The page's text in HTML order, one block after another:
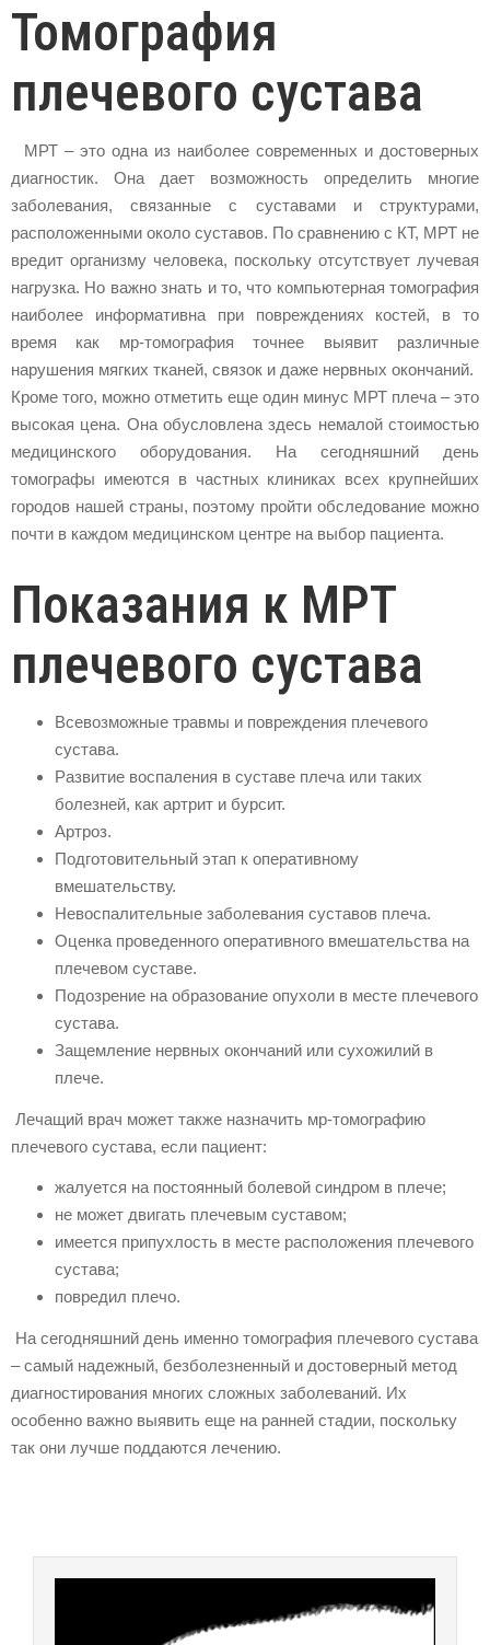
Томография
плечевого сустава
МРТ – это одна из наиболее современных и достоверных
диагностик. Она дает возможность определить многие
заболевания, связанные с суставами и структурами,
расположенными около суставов. По сравнению с КТ, МРТ не
вредит организму человека, поскольку отсутствует лучевая
нагрузка. Но важно знать и то, что компьютерная томография
наиболее информативна при повреждениях костей, в то
время как мр-томография точнее выявит различные
нарушения мягких тканей, связок и даже нервных окончаний.
Кроме того, можно отметить еще один минус МРТ плеча – это
высокая цена. Она обусловлена здесь немалой стоимостью
медицинского оборудования. На сегодняшний день
томографы имеются в частных клиниках всех крупнейших
городов нашей страны, поэтому пройти обследование можно
почти в каждом медицинском центре на выбор пациента.
Показания к МРТ
плечевого сустава
Всевозможные травмы и повреждения плечевого
сустава.
Развитие воспаления в суставе плеча или таких
болезней, как артрит и бурсит.
Артроз.
Подготовительный этап к оперативному
вмешательству.
Невоспалительные заболевания суставов плеча.
Оценка проведенного оперативного вмешательства на
плечевом суставе.
Подозрение на образование опухоли в месте плечевого
сустава.
Защемление нервных окончаний или сухожилий в
плече.
Лечащий врач может также назначить мр-томографию
плечевого сустава, если пациент:
жалуется на постоянный болевой синдром в плече;
не может двигать плечевым суставом;
имеется припухлость в месте расположения плечевого
сустава;
повредил плечо.
На сегодняшний день именно томография плечевого сустава
– самый надежный, безболезненный и достоверный метод
диагностирования многих сложных заболеваний. Их
особенно важно выявить еще на ранней стадии, поскольку
так они лучше поддаются лечению.